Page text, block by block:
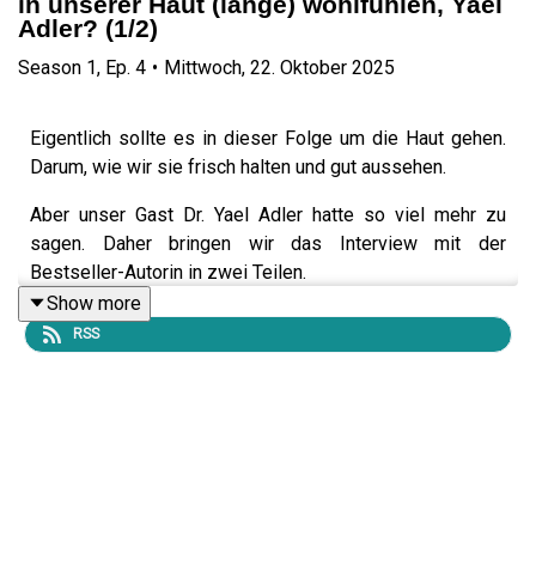
Adler? (1/2)
Season 1, Ep. 4 • Mittwoch, 22. Oktober 2025
Eigentlich sollte es in dieser Folge um die Haut gehen.
Darum, wie wir sie frisch halten und gut aussehen.
Aber unser Gast Dr. Yael Adler hatte so viel mehr zu
sagen. Daher bringen wir das Interview mit der
Bestseller-Autorin in zwei Teilen.
Show more
RSS